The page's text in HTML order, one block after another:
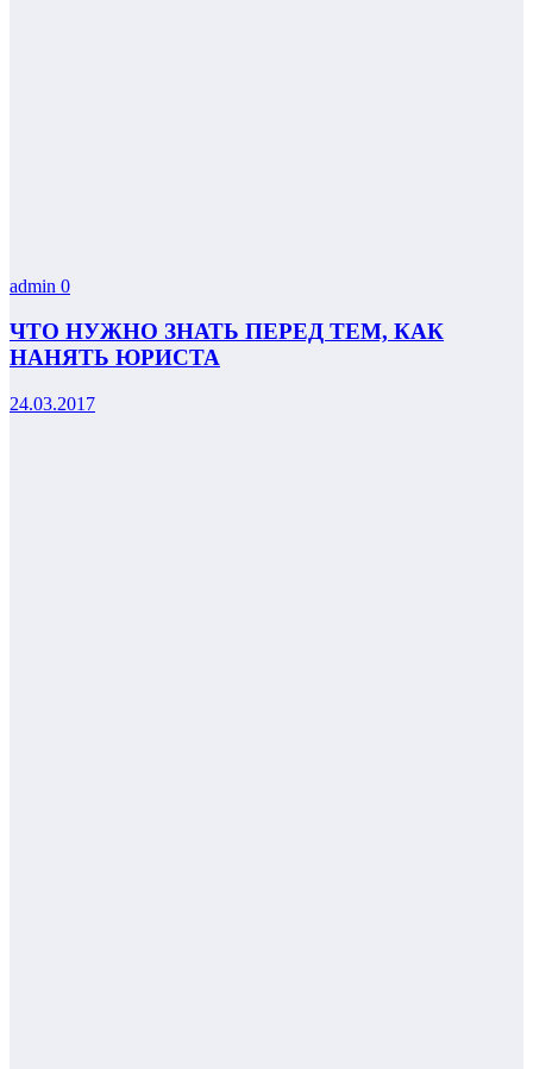
admin 0
ЧТО НУЖНО ЗНАТЬ ПЕРЕД ТЕМ, КАК
НАНЯТЬ ЮРИСТА
24.03.2017